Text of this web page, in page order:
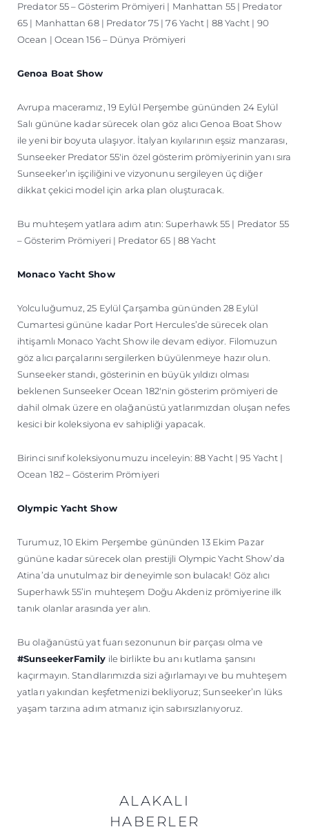
Predator 55 – Gösterim Prömiyeri | Manhattan 55 | Predator
65 | Manhattan 68 | Predator 75 | 76 Yacht | 88 Yacht | 90
Ocean | Ocean 156 – Dünya Prömiyeri
Genoa Boat Show
Avrupa maceramız, 19 Eylül Perşembe gününden 24 Eylül
Salı gününe kadar sürecek olan göz alıcı Genoa Boat Show
ile yeni bir boyuta ulaşıyor. İtalyan kıyılarının eşsiz manzarası,
Sunseeker Predator 55'in özel gösterim prömiyerinin yanı sıra
Sunseeker’ın işçiliğini ve vizyonunu sergileyen üç diğer
dikkat çekici model için arka plan oluşturacak.
Bu muhteşem yatlara adım atın: Superhawk 55 | Predator 55
– Gösterim Prömiyeri | Predator 65 | 88 Yacht
Monaco Yacht Show
Yolculuğumuz, 25 Eylül Çarşamba gününden 28 Eylül
Cumartesi gününe kadar Port Hercules’de sürecek olan
ihtişamlı Monaco Yacht Show ile devam ediyor. Filomuzun
göz alıcı parçalarını sergilerken büyülenmeye hazır olun.
Sunseeker standı, gösterinin en büyük yıldızı olması
beklenen Sunseeker Ocean 182'nin gösterim prömiyeri de
dahil olmak üzere en olağanüstü yatlarımızdan oluşan nefes
kesici bir koleksiyona ev sahipliği yapacak.
Birinci sınıf koleksiyonumuzu inceleyin: 88 Yacht | 95 Yacht |
Ocean 182 – Gösterim Prömiyeri
Olympic Yacht Show
Turumuz, 10 Ekim Perşembe gününden 13 Ekim Pazar
gününe kadar sürecek olan prestijli Olympic Yacht Show’da
Atina’da unutulmaz bir deneyimle son bulacak! Göz alıcı
Superhawk 55’in muhteşem Doğu Akdeniz prömiyerine ilk
tanık olanlar arasında yer alın.
Bu olağanüstü yat fuarı sezonunun bir parçası olma ve
#SunseekerFamily ile birlikte bu anı kutlama şansını
kaçırmayın. Standlarımızda sizi ağırlamayı ve bu muhteşem
yatları yakından keşfetmenizi bekliyoruz; Sunseeker’ın lüks
yaşam tarzına adım atmanız için sabırsızlanıyoruz.
ALAKALI
HABERLER